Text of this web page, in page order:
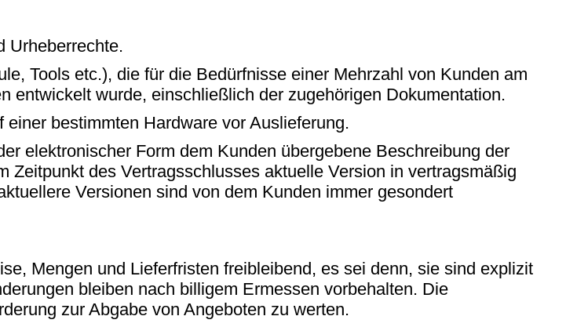
Urheberrechte.
Tools etc.), die für die Bedürfnisse einer Mehrzahl von Kunden am
entwickelt wurde, einschließlich der zugehörigen Dokumentation.
bestimmten Hardware vor Auslieferung.
elektronischer Form dem Kunden übergebene Beschreibung der
des Vertragsschlusses aktuelle Version in vertragsmäßig
Versionen sind von dem Kunden immer gesondert
Mengen und Lieferfristen freibleibend, es sei denn, sie sind explizit
bleiben nach billigem Ermessen vorbehalten. Die
zur Abgabe von Angeboten zu werten.